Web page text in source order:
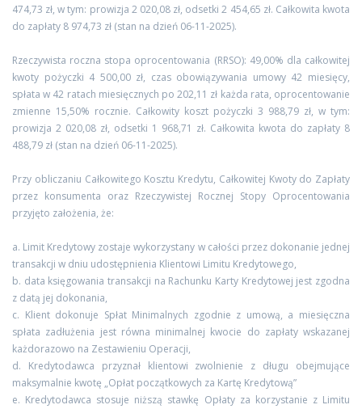
474,73 zł, w tym: prowizja 2 020,08 zł, odsetki 2 454,65 zł. Całkowita kwota
do zapłaty 8 974,73 zł (stan na dzień 06-11-2025).
Rzeczywista roczna stopa oprocentowania (RRSO): 49,00% dla całkowitej
kwoty pożyczki 4 500,00 zł, czas obowiązywania umowy 42 miesięcy,
spłata w 42 ratach miesięcznych po 202,11 zł każda rata, oprocentowanie
zmienne 15,50% rocznie. Całkowity koszt pożyczki 3 988,79 zł, w tym:
prowizja 2 020,08 zł, odsetki 1 968,71 zł. Całkowita kwota do zapłaty 8
488,79 zł (stan na dzień 06-11-2025).
Przy obliczaniu Całkowitego Kosztu Kredytu, Całkowitej Kwoty do Zapłaty
przez konsumenta oraz Rzeczywistej Rocznej Stopy Oprocentowania
przyjęto założenia, że:
a. Limit Kredytowy zostaje wykorzystany w całości przez dokonanie jednej
transakcji w dniu udostępnienia Klientowi Limitu Kredytowego,
b. data księgowania transakcji na Rachunku Karty Kredytowej jest zgodna
z datą jej dokonania,
c. Klient dokonuje Spłat Minimalnych zgodnie z umową, a miesięczna
spłata zadłużenia jest równa minimalnej kwocie do zapłaty wskazanej
każdorazowo na Zestawieniu Operacji,
d. Kredytodawca przyznał klientowi zwolnienie z długu obejmujące
maksymalnie kwotę „Opłat początkowych za Kartę Kredytową”
e. Kredytodawca stosuje niższą stawkę Opłaty za korzystanie z Limitu